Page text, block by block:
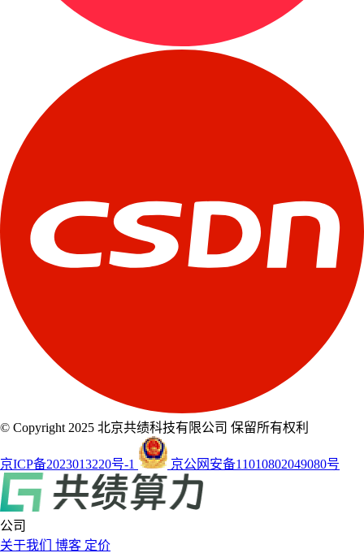
© Copyright 2025 北京共绩科技有限公司 保留所有权利
京ICP备2023013220号-1 京公网安备11010802049080号
公司
关于我们 博客 定价